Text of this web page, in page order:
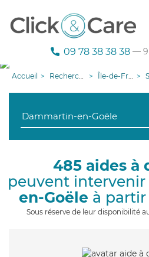
09 78 38 38 38 —
Accueil Recherche aide à domicile Île-de-France
485 aides à
peuvent intervenir
en-Goële à
Sous réserve de leur disponibilité